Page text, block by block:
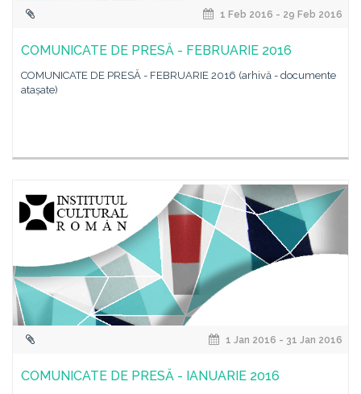
1 Feb 2016 - 29 Feb 2016
COMUNICATE DE PRESĂ - FEBRUARIE 2016
COMUNICATE DE PRESĂ - FEBRUARIE 2016 (arhivă - documente
atașate)
1 Jan 2016 - 31 Jan 2016
COMUNICATE DE PRESĂ - IANUARIE 2016